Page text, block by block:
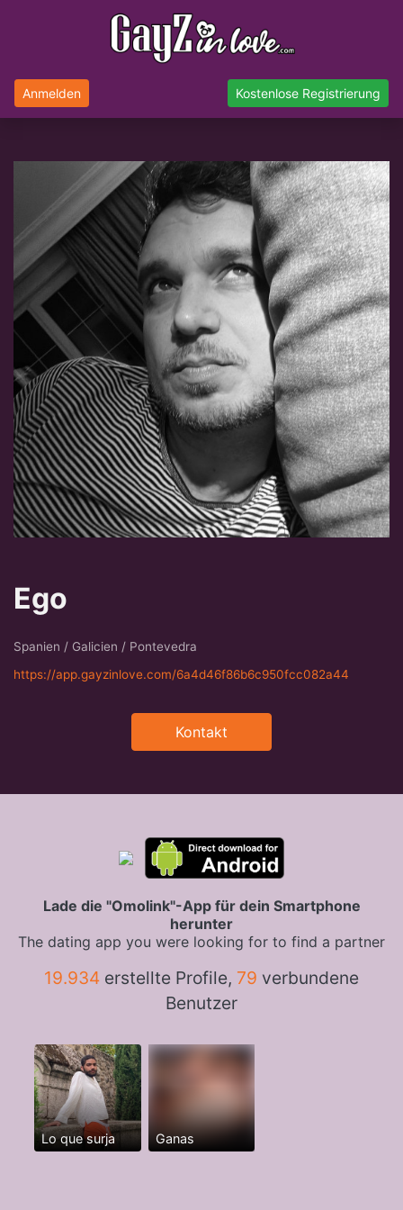
Anmelden Kostenlose Registrierung
Ego
Spanien / Galicien / Pontevedra
https://app.gayzinlove.com/6a4d46f86b6c950fcc082a44
Kontakt
Lade die "Omolink"-App für dein Smartphone
herunter
The dating app you were looking for to find a partner
19.934 erstellte Profile, 79 verbundene
Benutzer
Lo que surja Ganas